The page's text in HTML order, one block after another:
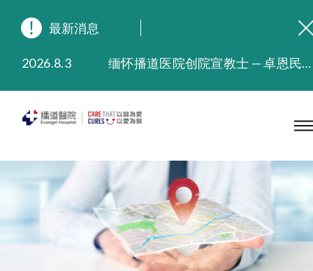
最新消息
2026.8.3
缅怀播道医院创院宣教士 — 卓恩民医生香港追思会
2025.9.23
本院在暴雨或台风警告信号 (包括黑色暴雨及8号或以上热带气旋警告信号) 下，仍会维持有限度服务。如有查询，可致电2711 5222。
2025.7.21
播道医院手机App已推出查阅病歷记录及求诊资料功能，请即下载